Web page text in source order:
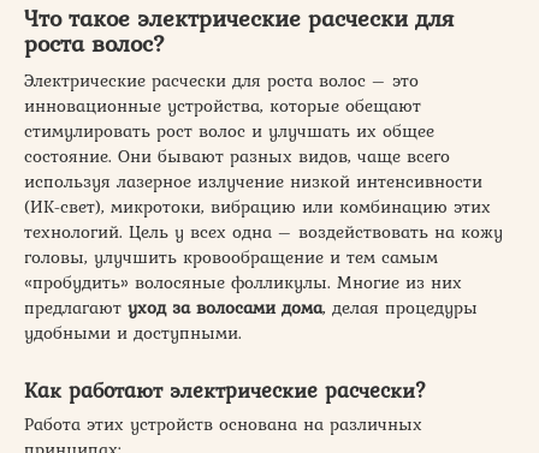
Что такое электрические расчески для
роста волос?
Электрические расчески для роста волос – это
инновационные устройства, которые обещают
стимулировать рост волос и улучшать их общее
состояние. Они бывают разных видов, чаще всего
используя лазерное излучение низкой интенсивности
(ИК-свет), микротоки, вибрацию или комбинацию этих
технологий. Цель у всех одна – воздействовать на кожу
головы, улучшить кровообращение и тем самым
«пробудить» волосяные фолликулы. Многие из них
предлагают уход за волосами дома, делая процедуры
удобными и доступными.
Как работают электрические расчески?
Работа этих устройств основана на различных